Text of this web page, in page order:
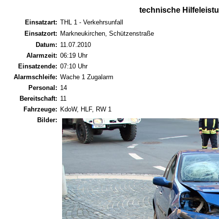
technische
Einsatzart: THL 1 - Verkehrsunfall
Einsatzort: Markneukirchen, Schützenstraße
Datum: 11.07.2010
Alarmzeit: 06:19 Uhr
Einsatzende: 07:10 Uhr
Alarmschleife: Wache 1 Zugalarm
Personal: 14
Bereitschaft: 11
Fahrzeuge: KdoW, HLF, RW 1
Bilder: